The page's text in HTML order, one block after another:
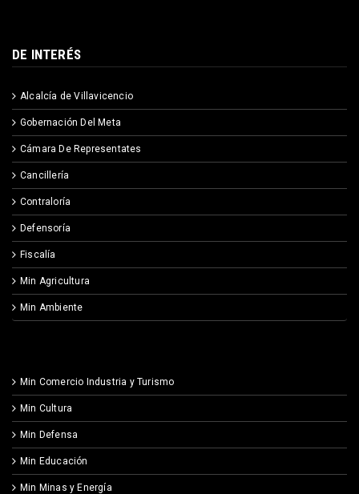
DE INTERÉS
Alcalcía de Villavicencio
Gobernación Del Meta
Cámara De Representates
Cancillería
Contraloría
Defensoría
Fiscalía
Min Agricultura
Min Ambiente
Min Comercio Industria y Turismo
Min Cultura
Min Defensa
Min Educación
Min Minas y Energía